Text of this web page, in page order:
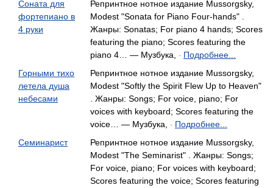
Соната для
фортепиано в
4 руки
Репринтное нотное издание Mussorgsky,
Modest "Sonata for Piano Four-hands" .
Жанры: Sonatas; For piano 4 hands; Scores
featuring the piano; Scores featuring the
piano 4… — Музбука,
- Подробнее...
Горными тихо
летела душа
небесами
Репринтное нотное издание Mussorgsky,
Modest "Softly the Spirit Flew Up to Heaven"
. Жанры: Songs; For voice, piano; For
voices with keyboard; Scores featuring the
voice… — Музбука,
- Подробнее...
Семинарист
Репринтное нотное издание Mussorgsky,
Modest "The Seminarist" . Жанры: Songs;
For voice, piano; For voices with keyboard;
Scores featuring the voice; Scores featuring